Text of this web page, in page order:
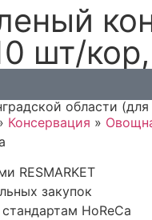
шт/
области
Консервация »
RESMARKET
закупок
HoReCa